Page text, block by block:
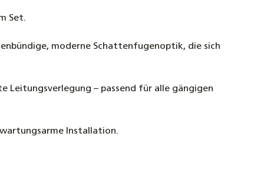
Set.
moderne Schattenfugenoptik, die sich
Leitungsverlegung – passend für alle gängigen
Installation.